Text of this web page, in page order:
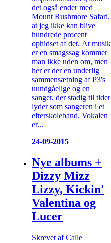
det også ender med
Mount Rushmore Safari,
at jeg ikke kan blive
hundrede procent
ophidset af det. At musik
er en smagssag kommer
man ikke uden om, men
her er der en underlig
sammensætning af P3's
uundgåelige og en
sanger, der stadig til tider
lyder som sangeren i et
efterskoleband. Vokalen
er...
24-09-2015
Nye albums +
Dizzy Mizz
Lizzy, Kickin'
Valentina og
Lucer
Skrevet af Calle